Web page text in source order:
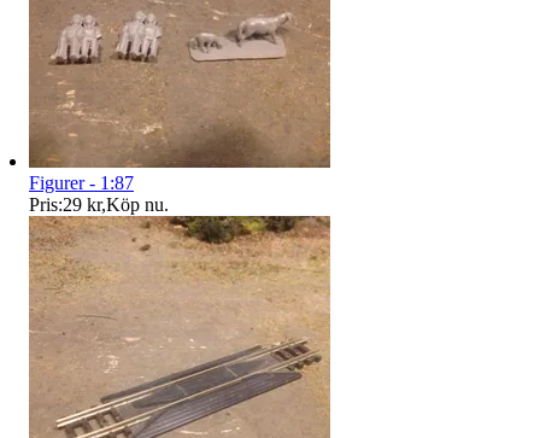
Figurer - 1:87
Pris:29 kr,Köp nu.